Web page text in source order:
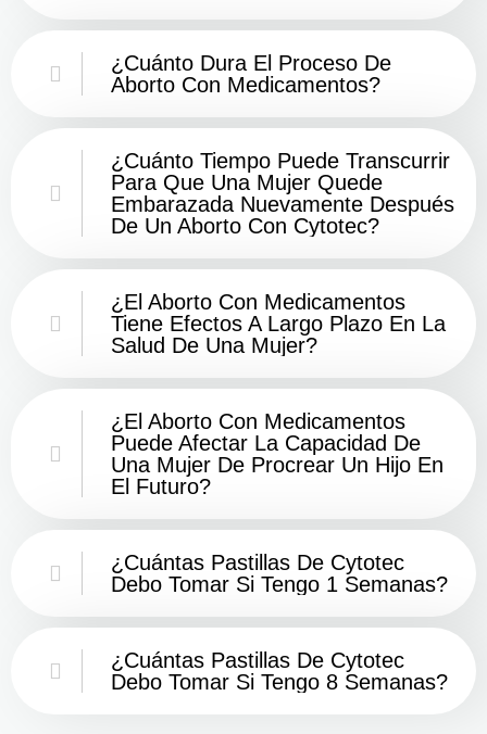
¿Cuánto Dura El Proceso De
Aborto Con Medicamentos?
¿Cuánto Tiempo Puede Transcurrir
Para Que Una Mujer Quede
Embarazada Nuevamente Después
De Un Aborto Con Cytotec?
¿El Aborto Con Medicamentos
Tiene Efectos A Largo Plazo En La
Salud De Una Mujer?
¿El Aborto Con Medicamentos
Puede Afectar La Capacidad De
Una Mujer De Procrear Un Hijo En
El Futuro?
¿Cuántas Pastillas De Cytotec
Debo Tomar Si Tengo 1 Semanas?
¿Cuántas Pastillas De Cytotec
Debo Tomar Si Tengo 8 Semanas?